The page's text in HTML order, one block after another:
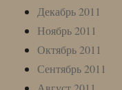
Декабрь 2011
Ноябрь 2011
Октябрь 2011
Сентябрь 2011